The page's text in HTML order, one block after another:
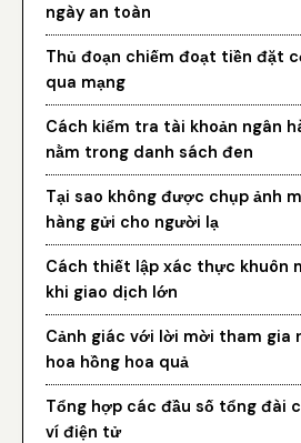
ngày an toàn
Thủ đoạn chiếm đoạt tiền đặt
qua mạng
Cách kiểm tra tài khoản ngân
nằm trong danh sách đen
Tại sao không được chụp ảnh
hàng gửi cho người lạ
Cách thiết lập xác thực khuôn
khi giao dịch lớn
Cảnh giác với lời mời tham gia
hoa hồng hoa quả
Tổng hợp các đầu số tổng đài
ví điện tử